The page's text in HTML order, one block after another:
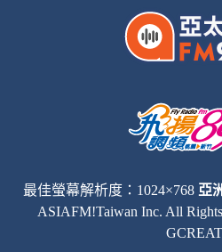
最佳螢幕解析度：1024×768 亞
ASIAFM!Taiwan Inc. All Rights